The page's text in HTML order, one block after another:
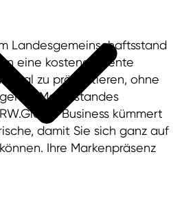
Landesgemeinschaftsstand
eine kosteneffiziente
zu präsentieren, ohne
Messestandes
Business kümmert
damit Sie sich ganz auf
Ihre Markenpräsenz